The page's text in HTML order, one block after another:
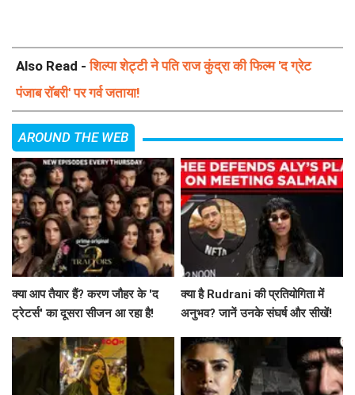
Also Read -शिल्पा शेट्टी ने पति राज कुंद्रा की फिल्म 'द ग्रेट
पंजाब रॉबरी' पर गर्व जताया!
AROUND THE WEB
क्या आप तैयार हैं? करण जौहर के 'द
ट्रेटर्स' का दूसरा सीजन आ रहा है!
क्या है Rudrani की प्रतियोगिता में
अनुभव? जानें उनके संघर्ष और सीखें!